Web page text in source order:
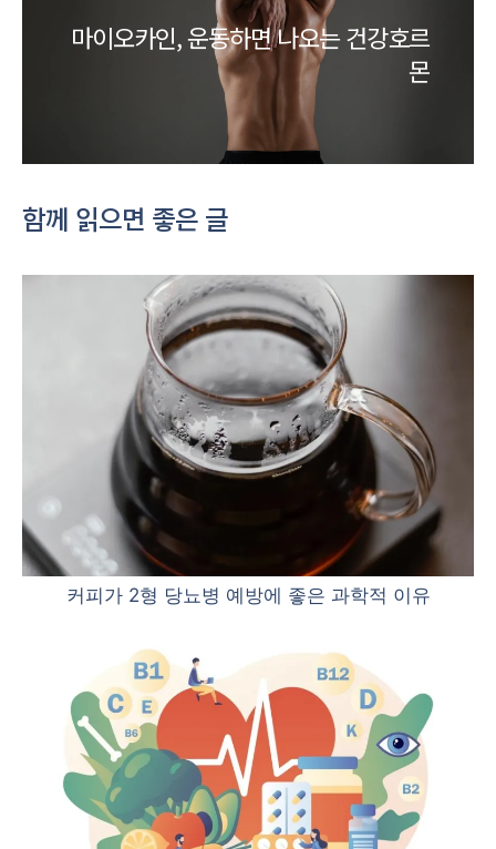
마이오카인, 운동하면 나오는 건강호르
몬
함께 읽으면 좋은 글
커피가 2형 당뇨병 예방에 좋은 과학적 이유